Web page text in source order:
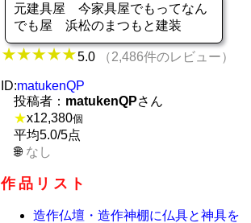
元建具屋 今家具屋でもってなん
でも屋 浜松のまつもと建装
5.0 （2,486件のレビュー）
ID:matukenQP
投稿者： matukenQPさん
★x12,380個
平均5.0/5点
なし
作品リスト
造作仏壇・造作神棚に仏具と神具を